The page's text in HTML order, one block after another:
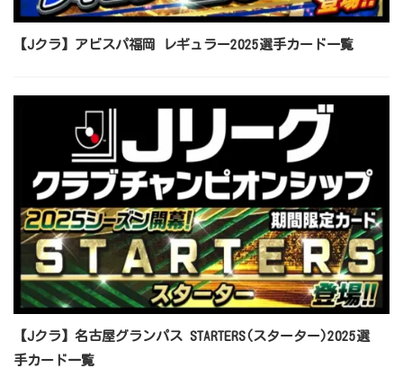
【Jクラ】アビスパ福岡 レギュラー2025選手カード一覧
【Jクラ】名古屋グランパス STARTERS(スターター)2025選
手カード一覧